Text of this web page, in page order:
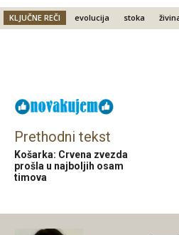
KLJUČNE REČI evolucija stoka
Prethodni tekst
Košarka: Crvena zvezda
prošla u najboljih osam
timova